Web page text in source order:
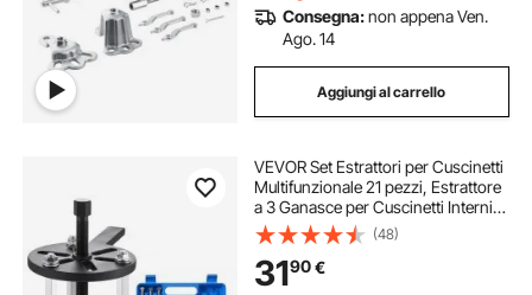
Consegna:non appena Ven.
Ago. 14
Aggiungi al carrello
VEVOR Set Estrattori per Cuscinetti
Multifunzionale 21 pezzi, Estrattore
a 3 Ganasce per Cuscinetti Interni
ed Esterni e Senza Albero Interno,
Strumento di Estrazione Rimozione
Parti da Autoveicoli
(48)
3190€